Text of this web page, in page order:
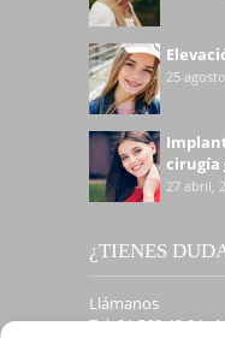
25
cirugía
27 abril,
¿TIENES
Llámanos
Tel. 91 562 43 04 -